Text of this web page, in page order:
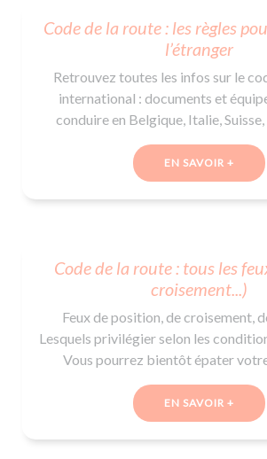
Voir tous les permis
De la navigation
Voir tous les supports
Formations pro.
Formation FIMO
Formation CACES
Devenir enseignant de la
Ressources
Code de la route : les règles
l’étranger
Retrouvez toutes les infos sur le
international : documents et
conduire en Belgique, Italie,
EN SAVOIR +
Code de la route : tous les
croisement...)
Feux de position, de croisement,
Lesquels privilégier selon les
Vous pourrez bientôt épater
EN SAVOIR +